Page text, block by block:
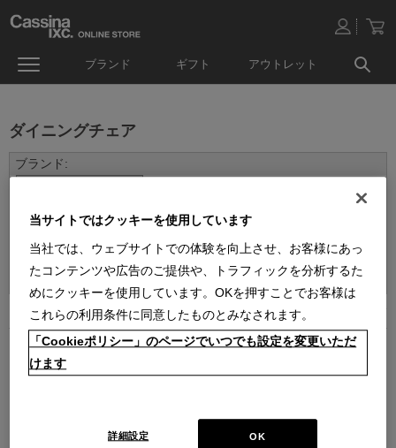
ブランド ギフト アウトレット
ダイニングチェア
並べ替え：
当サイトではクッキーを使用しています
当社では、ウェブサイトでの体験を向上させ、お客様にあっ
たコンテンツや広告のご提供や、トラフィックを分析するた
めにクッキーを使用しています。OKを押すことでお客様は
これらの利用条件に同意したものとみなされます。
「Cookieポリシー」のページでいつでも設定を変更いただ
けます
OK
詳細設定